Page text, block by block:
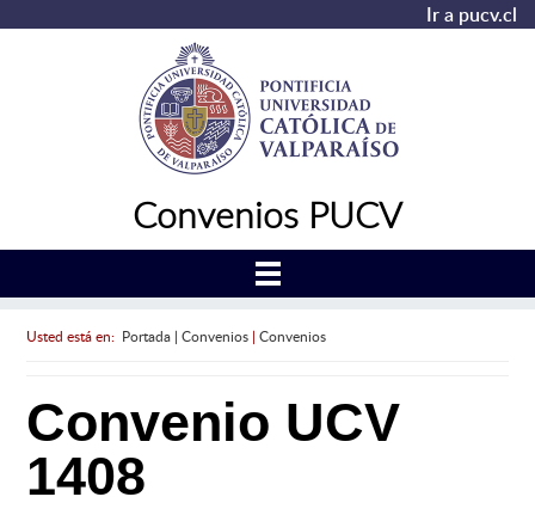
Ir a pucv.cl
Convenios PUCV
Usted está en: Portada| Convenios| Convenios
Convenio UCV
1408